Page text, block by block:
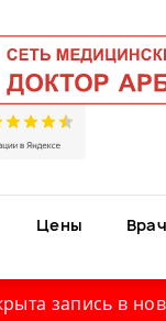
Цены
запись в